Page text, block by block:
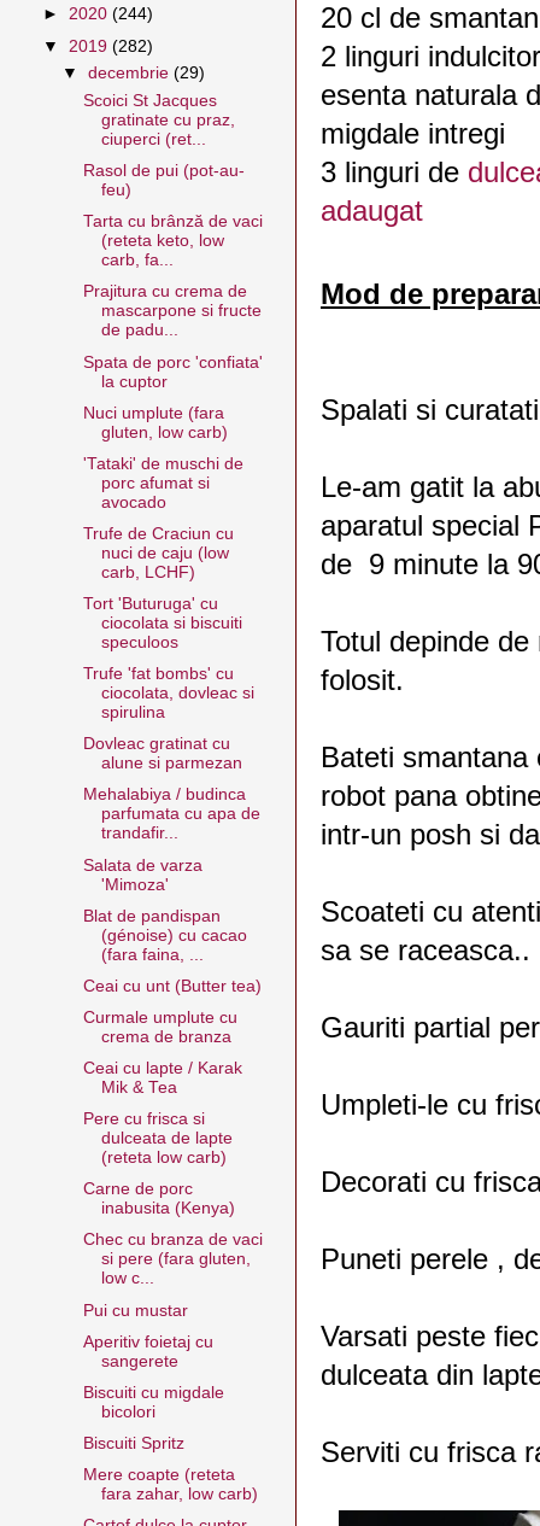
20 cl de
2 linguri
esenta naturala
migdale intregi
3 linguri de
adaugat
Mod de
Spalati si
Le-am gatit la
aparatul special
de 9 minute la
Totul depinde
folosit.
Bateti smantana
robot pana
intr-un posh si
Scoateti cu
sa se raceasca..
Gauriti partial
Umpleti-le cu
Decorati cu
Puneti perele ,
Varsati peste
dulceata din
Serviti cu frisca
► 2020 (244)
▼ 2019 (282)
▼decembrie(29)
Scoici St Jacques
gratinate cu praz,
ciuperci (ret...
Rasol de pui (pot-au-
feu)
Tarta cu brânză de vaci
(reteta keto, low
carb, fa...
Prajitura cu crema de
mascarpone si fructe
de padu...
Spata de porc 'confiata'
la cuptor
Nuci umplute (fara
gluten, low carb)
'Tataki' de muschi de
porc afumat si
avocado
Trufe de Craciun cu
nuci de caju (low
carb, LCHF)
Tort 'Buturuga' cu
ciocolata si biscuiti
speculoos
Trufe 'fat bombs' cu
ciocolata, dovleac si
spirulina
Dovleac gratinat cu
alune si parmezan
Mehalabiya / budinca
parfumata cu apa de
trandafir...
Salata de varza
'Mimoza'
Blat de pandispan
(génoise) cu cacao
(fara faina, ...
Ceai cu unt (Butter tea)
Curmale umplute cu
crema de branza
Ceai cu lapte / Karak
Mik & Tea
Pere cu frisca si
dulceata de lapte
(reteta low carb)
Carne de porc
inabusita (Kenya)
Chec cu branza de vaci
si pere (fara gluten,
low c...
Pui cu mustar
Aperitiv foietaj cu
sangerete
Biscuiti cu migdale
bicolori
Biscuiti Spritz
Mere coapte (reteta
fara zahar, low carb)